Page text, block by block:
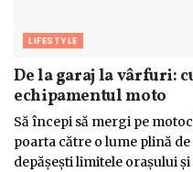
LIFESTYLE
De la garaj la vârfuri:
echipamentul moto
Să începi să mergi pe
poarta către o lume plină
depășești limitele orașului